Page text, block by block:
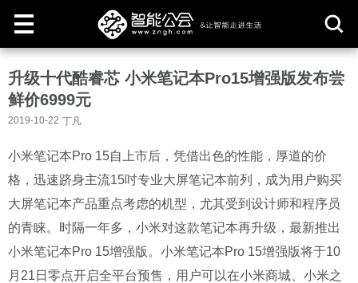
取
升级十代酷睿芯 小米笔记本Pro15增强版发布尝
鲜价6999元
2019-10-22 丁凡
小米笔记本Pro 15自上市后，凭借出色的性能，厚道的价
格，迅速跻身主流15吋专业大屏笔记本前列，成为用户购买
大屏笔记本产品重点考虑的机型，尤其受到设计师和程序员
的青睐。时隔一年多，小米对这款笔记本再升级，最新推出
小米笔记本Pro 15增强版。小米笔记本Pro 15增强版将于10
月21日零点开启全平台预售，用户可以在小米商城、小米之